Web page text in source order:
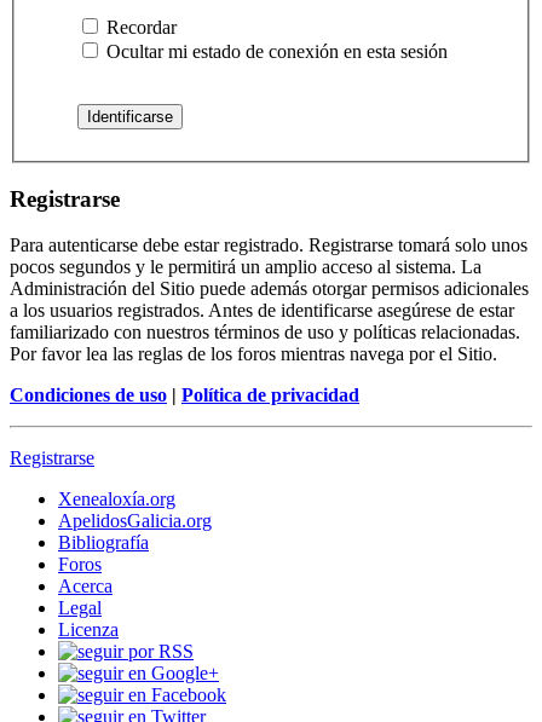
Recordar
Ocultar mi estado de conexión en esta sesión
Registrarse
Para autenticarse debe estar registrado. Registrarse tomará solo unos
pocos segundos y le permitirá un amplio acceso al sistema. La
Administración del Sitio puede además otorgar permisos adicionales
a los usuarios registrados. Antes de identificarse asegúrese de estar
familiarizado con nuestros términos de uso y políticas relacionadas.
Por favor lea las reglas de los foros mientras navega por el Sitio.
Condiciones de uso | Política de privacidad
Registrarse
Xenealoxía.org
ApelidosGalicia.org
Bibliografía
Foros
Acerca
Legal
Licenza